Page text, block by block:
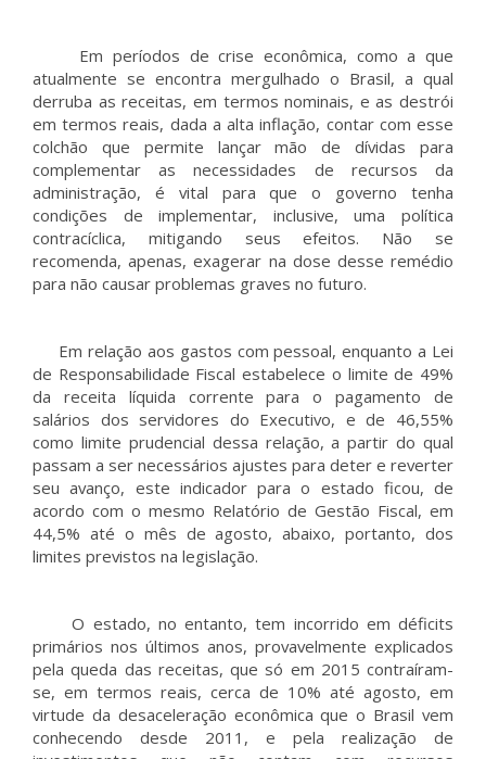
Em períodos de crise econômica, como a que
atualmente se encontra mergulhado o Brasil, a qual
derruba as receitas, em termos nominais, e as destrói
em termos reais, dada a alta inflação, contar com esse
colchão que permite lançar mão de dívidas para
complementar as necessidades de recursos da
administração, é vital para que o governo tenha
condições de implementar, inclusive, uma política
contracíclica, mitigando seus efeitos. Não se
recomenda, apenas, exagerar na dose desse remédio
para não causar problemas graves no futuro.
Em relação aos gastos com pessoal, enquanto a Lei
de Responsabilidade Fiscal estabelece o limite de 49%
da receita líquida corrente para o pagamento de
salários dos servidores do Executivo, e de 46,55%
como limite prudencial dessa relação, a partir do qual
passam a ser necessários ajustes para deter e reverter
seu avanço, este indicador para o estado ficou, de
acordo com o mesmo Relatório de Gestão Fiscal, em
44,5% até o mês de agosto, abaixo, portanto, dos
limites previstos na legislação.
O estado, no entanto, tem incorrido em déficits
primários nos últimos anos, provavelmente explicados
pela queda das receitas, que só em 2015 contraíram-
se, em termos reais, cerca de 10% até agosto, em
virtude da desaceleração econômica que o Brasil vem
conhecendo desde 2011, e pela realização de